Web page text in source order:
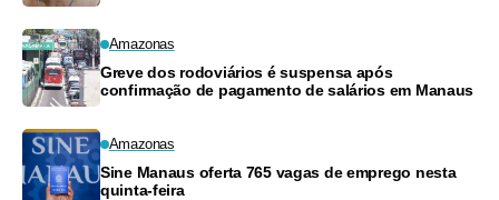
Amazonas
Greve dos rodoviários é suspensa após
confirmação de pagamento de salários em Manaus
Amazonas
Sine Manaus oferta 765 vagas de emprego nesta
quinta-feira